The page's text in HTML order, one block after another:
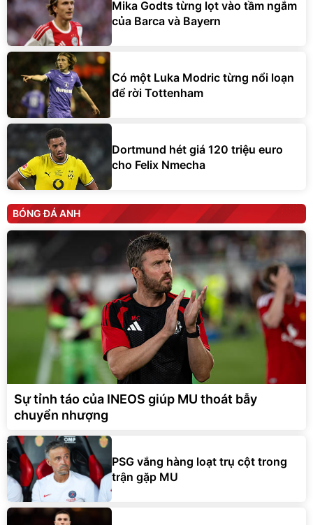
Mika Godts từng lọt vào tầm ngắm
của Barca và Bayern
Có một Luka Modric từng nổi loạn
để rời Tottenham
Dortmund hét giá 120 triệu euro
cho Felix Nmecha
BÓNG ĐÁ ANH
Sự tỉnh táo của INEOS giúp MU thoát bẫy
chuyển nhượng
PSG vắng hàng loạt trụ cột trong
trận gặp MU